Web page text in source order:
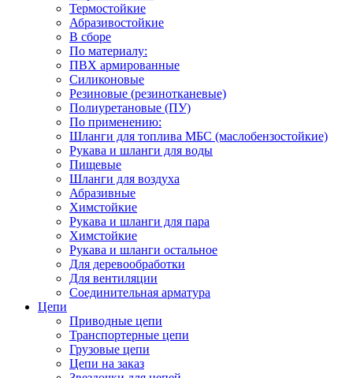
Термостойкие
Абразивостойкие
В сборе
По материалу:
ПВХ армированные
Силиконовые
Резиновые (резинотканевые)
Полиуретановые (ПУ)
По применению:
Шланги для топлива МБС (маслобензостойкие)
Рукава и шланги для воды
Пищевые
Шланги для воздуха
Абразивные
Химстойкие
Рукава и шланги для пара
Химстойкие
Рукава и шланги остальное
Для деревообработки
Для вентиляции
Соединительная арматура
Цепи
Приводные цепи
Транспортерные цепи
Грузовые цепи
Цепи на заказ